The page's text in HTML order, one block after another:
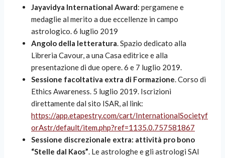
Jayavidya International Award: pergamene e
medaglie al merito a due eccellenze in campo
astrologico. 6 luglio 2019
Angolo della letteratura. Spazio dedicato alla
Libreria Cavour, a una Casa editrice e alla
presentazione di due opere. 6 e 7 luglio 2019.
Sessione facoltativa extra di Formazione. Corso di
Ethics Awareness. 5 luglio 2019. Iscrizioni
direttamente dal sito ISAR, al link:
https://app.etapestry.com/cart/InternationalSocietyf
orAstr/default/item.php?ref=1135.0.757581867
Sessione discrezionale extra: attività pro bono
“Stelle dal Kaos”. Le astrologhe e gli astrologi SAI